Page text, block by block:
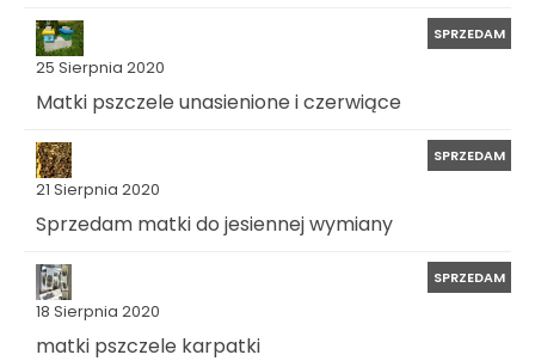
25 Sierpnia 2020
SPRZEDAM
Matki pszczele unasienione i czerwiące
21 Sierpnia 2020
SPRZEDAM
Sprzedam matki do jesiennej wymiany
18 Sierpnia 2020
SPRZEDAM
matki pszczele karpatki